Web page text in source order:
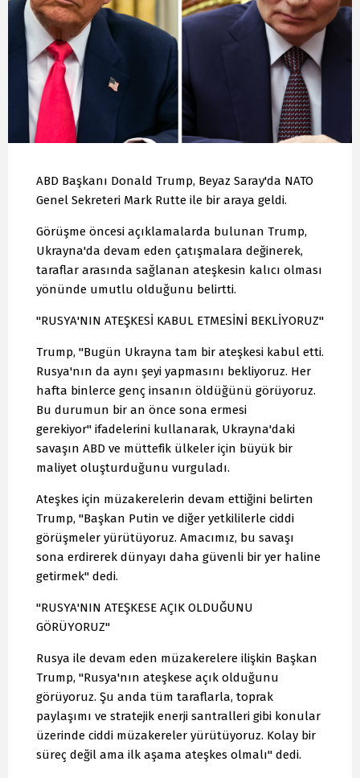
ABD Başkanı Donald Trump, Beyaz Saray'da NATO
Genel Sekreteri Mark Rutte ile bir araya geldi.
Görüşme öncesi açıklamalarda bulunan Trump,
Ukrayna'da devam eden çatışmalara değinerek,
taraflar arasında sağlanan ateşkesin kalıcı olması
yönünde umutlu olduğunu belirtti.
"RUSYA'NIN ATEŞKESİ KABUL ETMESİNİ BEKLİYORUZ"
Trump, "Bugün Ukrayna tam bir ateşkesi kabul etti.
Rusya'nın da aynı şeyi yapmasını bekliyoruz. Her
hafta binlerce genç insanın öldüğünü görüyoruz.
Bu durumun bir an önce sona ermesi
gerekiyor" ifadelerini kullanarak, Ukrayna'daki
savaşın ABD ve müttefik ülkeler için büyük bir
maliyet oluşturduğunu vurguladı.
Ateşkes için müzakerelerin devam ettiğini belirten
Trump, "Başkan Putin ve diğer yetkililerle ciddi
görüşmeler yürütüyoruz. Amacımız, bu savaşı
sona erdirerek dünyayı daha güvenli bir yer haline
getirmek" dedi.
"RUSYA'NIN ATEŞKESE AÇIK OLDUĞUNU
GÖRÜYORUZ"
Rusya ile devam eden müzakerelere ilişkin Başkan
Trump, "Rusya'nın ateşkese açık olduğunu
görüyoruz. Şu anda tüm taraflarla, toprak
paylaşımı ve stratejik enerji santralleri gibi konular
üzerinde ciddi müzakereler yürütüyoruz. Kolay bir
süreç değil ama ilk aşama ateşkes olmalı" dedi.